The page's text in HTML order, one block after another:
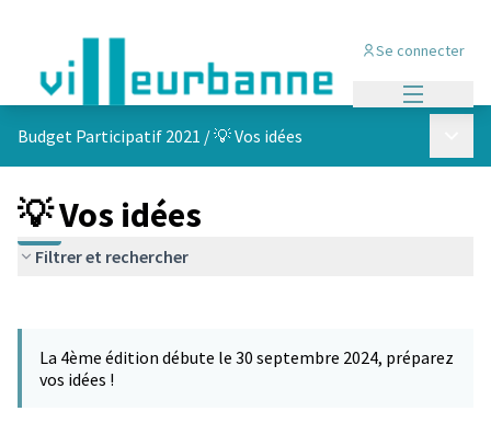
Se connecter
Budget Participatif 2021 /💡 Vos idées
💡 Vos idées
Filtrer et rechercher
La 4ème édition débute le 30 septembre 2024, préparez
vos idées !